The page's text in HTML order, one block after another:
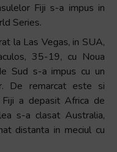
Fiji s-a impus in
Series.
la Las Vegas, in SUA,
35-19, cu Noua
Sud s-a impus cu un
De remarcat este si
Fiji a depasit Africa de
s-a clasat Australia,
distanta in meciul cu